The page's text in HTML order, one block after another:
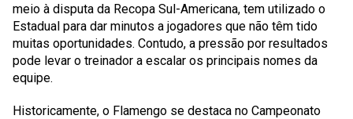
meio à disputa da Recopa Sul-Americana, tem utilizado o
Estadual para dar minutos a jogadores que não têm tido
muitas oportunidades. Contudo, a pressão por resultados
pode levar o treinador a escalar os principais nomes da
equipe.
Historicamente, o Flamengo se destaca no Campeonato